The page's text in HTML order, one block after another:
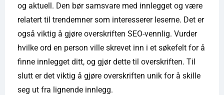
og aktuell. Den bør samsvare med innlegget og være
relatert til trendemner som interesserer leserne. Det er
også viktig å gjøre overskriften SEO-vennlig. Vurder
hvilke ord en person ville skrevet inn i et søkefelt for å
finne innlegget ditt, og gjør dette til overskriften. Til
slutt er det viktig å gjøre overskriften unik for å skille
seg ut fra lignende innlegg.